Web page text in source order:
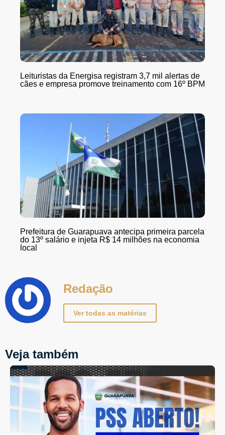
Leituristas da Energisa registram 3,7 mil alertas de
cães e empresa promove treinamento com 16º BPM
Prefeitura de Guarapuava antecipa primeira parcela
do 13º salário e injeta R$ 14 milhões na economia
local
Redação
Ver todas as matérias
Veja também